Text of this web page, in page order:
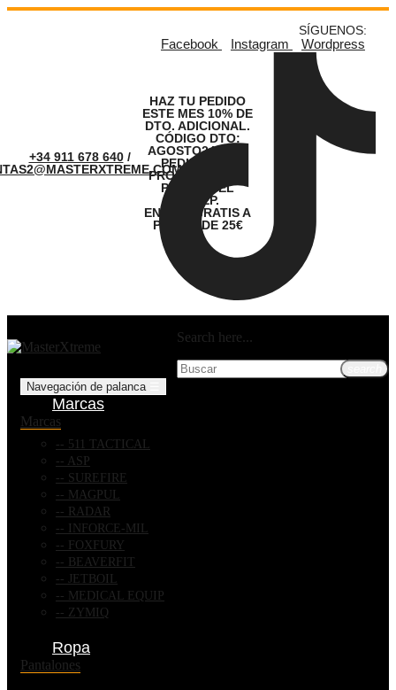
+34 911 678 640/
HAZ TU PEDIDO
ESTE MES 10% DE
DTO. ADICIONAL.
CÓDIGO DTO:
AGOSTO24. LOS
PEDIDOS SE
PROCESARÁN A
PARTIR DEL
01.SEP.
ENVÍOS GRATIS A
PARTIR DE 25€
SÍGUENOS:
Facebook Instagram Wordpress
Search here...
Navegación de palanca
Marcas
Marcas
511 TACTICAL
ASP
SUREFIRE
MAGPUL
RADAR
INFORCE-MIL
FOXFURY
BEAVERFIT
JETBOIL
MEDICAL EQUIP
ZYMIQ
Ropa
Pantalones